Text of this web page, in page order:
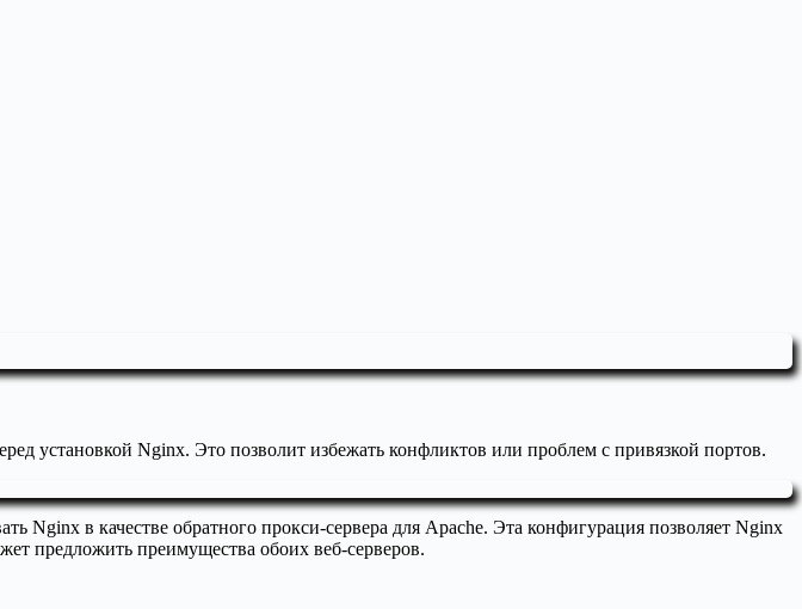
установкой Nginx. Это позволит избежать конфликтов или проблем с привязкой портов.
Nginx в качестве обратного прокси-сервера для Apache. Эта конфигурация позволяет Nginx
предложить преимущества обоих веб-серверов.